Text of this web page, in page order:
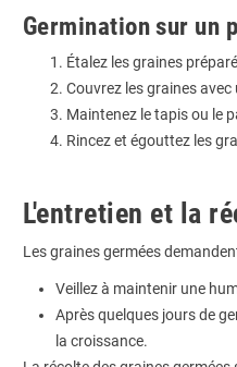
Germination sur un
Étalez les graines
Couvrez les graines
Maintenez le tapis ou le
Rincez et égouttez les
L'entretien et la
Les graines germées
Veillez à maintenir une
Après quelques jours de
la croissance.